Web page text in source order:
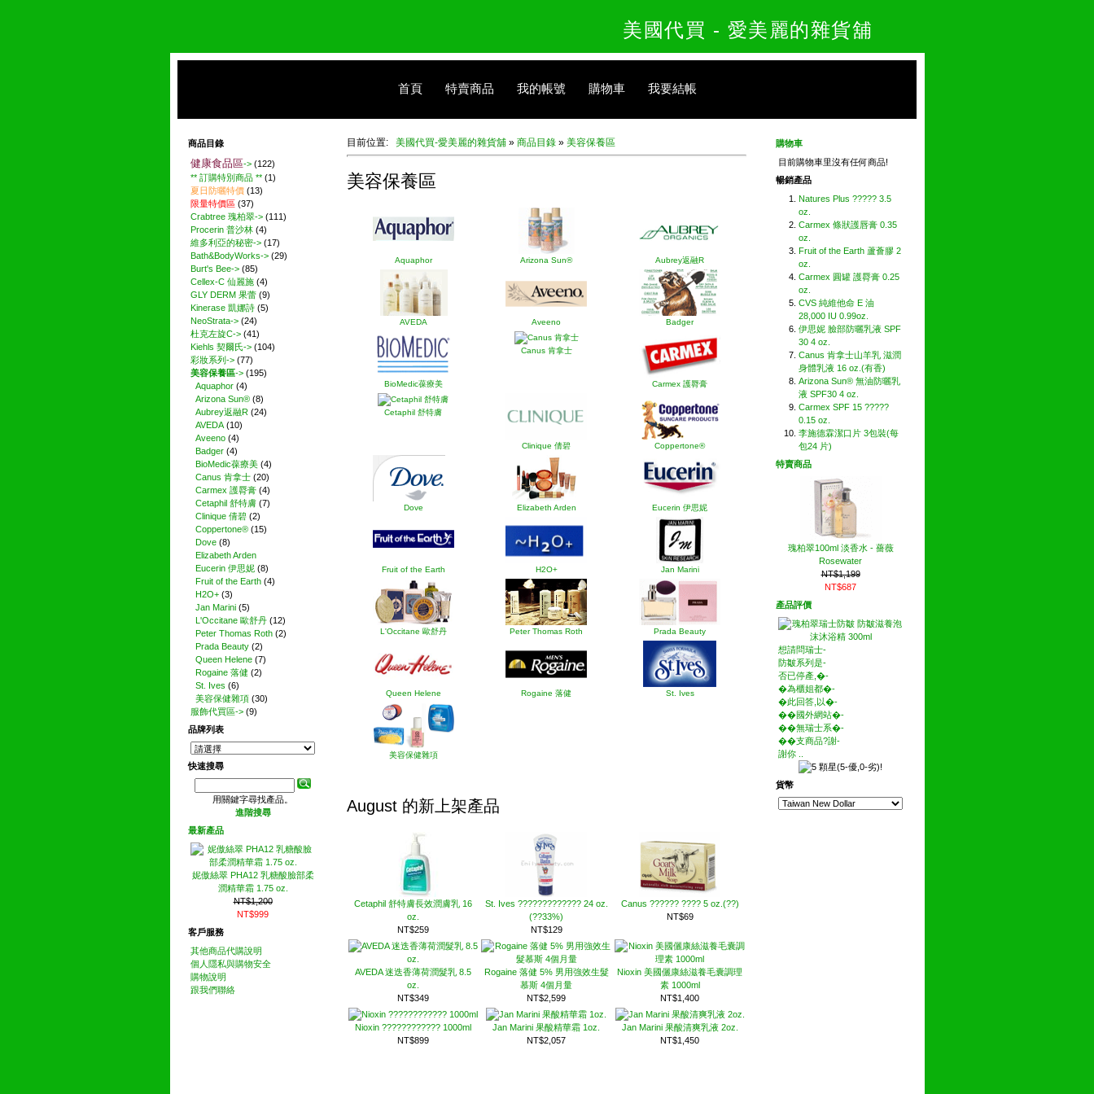
首頁 特賣商品 我的帳號 購物車 我要結帳
目前位置: 美國代買-愛美麗的雜貨舖 » 商品目錄 » 美容保養區
美容保養區
Aquaphor Arizona Sun® Aubrey返融R
AVEDA Aveeno Badger
BioMedic葆療美
Canus 肯拿士
Carmex 護脣膏
Cetaphil 舒特膚
Clinique 倩碧 Coppertone®
Dove Elizabeth Arden Eucerin 伊思妮
Fruit of the Earth H2O+ Jan Marini
L'Occitane 歐舒丹 Peter Thomas Roth Prada Beauty
Queen Helene Rogaine 落健 St. Ives
美容保健雜項
August 的新上架產品
Cetaphil 舒特膚長效潤膚乳 16
oz.
NT$259
St. Ives ????????????? 24 oz.
(??33%)
NT$129
Canus ?????? ???? 5 oz.(??)
NT$69
AVEDA 迷迭香薄荷潤髮乳 8.5
oz.
NT$349
Rogaine 落健 5% 男用強效生髮
慕斯 4個月量
NT$2,599
Nioxin 美國儷康絲滋養毛囊調理
素 1000ml
NT$1,400
Nioxin ???????????? 1000ml
NT$899
Jan Marini 果酸精華霜 1oz.
NT$2,057
Jan Marini 果酸清爽乳液 2oz.
NT$1,450
商品目錄
健康食品區-> (122)
** 訂購特別商品 ** (1)
夏日防曬特價 (13)
限量特價區 (37)
Crabtree 瑰柏翠-> (111)
Procerin 普沙林 (4)
維多利亞的秘密-> (17)
Bath&BodyWorks-> (29)
Burt's Bee-> (85)
Cellex-C 仙麗施 (4)
GLY DERM 果蕾 (9)
Kinerase 凱娜詩 (5)
NeoStrata-> (24)
杜克左旋C-> (41)
Kiehls 契爾氏-> (104)
彩妝系列-> (77)
美容保養區-> (195)
Aquaphor (4)
Arizona Sun® (8)
Aubrey返融R (24)
AVEDA (10)
Aveeno (4)
Badger (4)
BioMedic葆療美 (4)
Canus 肯拿士 (20)
Carmex 護脣膏 (4)
Cetaphil 舒特膚 (7)
Clinique 倩碧 (2)
Coppertone® (15)
Dove (8)
Elizabeth Arden
Eucerin 伊思妮 (8)
Fruit of the Earth (4)
H2O+ (3)
Jan Marini (5)
L'Occitane 歐舒丹 (12)
Peter Thomas Roth (2)
Prada Beauty (2)
Queen Helene (7)
Rogaine 落健 (2)
St. Ives (6)
美容保健雜項 (30)
服飾代買區-> (9)
品牌列表
快速搜尋
用關鍵字尋找產品。
進階搜尋
最新產品
妮傲絲翠 PHA12 乳糖酸臉部柔
潤精華霜 1.75 oz.
NT$1,200
NT$999
客戶服務
其他商品代購說明
個人隱私與購物安全
購物說明
跟我們聯絡
購物車
目前購物車里沒有任何商品!
暢銷產品
Natures Plus ????? 3.5
oz.
Carmex 條狀護唇膏 0.35
oz.
Fruit of the Earth 蘆薈膠 2
oz.
Carmex 圓罐 護脣膏 0.25
oz.
CVS 純維他命 E 油
28,000 IU 0.99oz.
伊思妮 臉部防曬乳液 SPF
30 4 oz.
Canus 肯拿士山羊乳 滋潤
身體乳液 16 oz.(有香)
Arizona Sun® 無油防曬乳
液 SPF30 4 oz.
Carmex SPF 15 ?????
0.15 oz.
李施德霖潔口片 3包裝(每
包24 片)
特賣商品
瑰柏翠100ml 淡香水 - 薔薇
Rosewater
NT$1,199
NT$687
產品評價
想請問瑞士-
防皺系列是-
否已停產,�-
�為櫃姐都�-
�此回答,以�-
��國外網站�-
��無瑞士系�-
��支商品?謝-
謝你 ..
貨幣
美國代買 - 愛美麗的雜貨舖